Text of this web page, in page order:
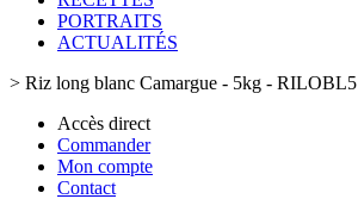
PORTRAITS
ACTUALITÉS
> Riz long blanc Camargue - 5kg - RILOBL5
Accès direct
Commander
Mon compte
Contact